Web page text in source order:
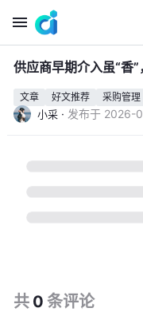
供应商早期介入虽“香”
文章 好文推荐 采购管理
小采 · 发布于 2026-
共 0 条评论